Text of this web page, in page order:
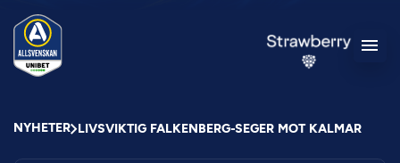
NYHETER LIVSVIKTIG FALKENBERG-SEGER MOT KALMAR